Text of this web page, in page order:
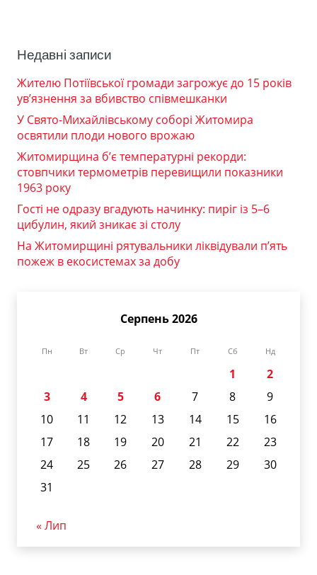
Недавні записи
Жителю Потіївської громади загрожує до 15 років
ув’язнення за вбивство співмешканки
У Свято-Михайлівському соборі Житомира
освятили плоди нового врожаю
Житомирщина б’є температурні рекорди:
стовпчики термометрів перевищили показники
1963 року
Гості не одразу вгадують начинку: пиріг із 5–6
цибулин, який зникає зі столу
На Житомирщині рятувальники ліквідували п’ять
пожеж в екосистемах за добу
Серпень 2026
Пн Вт Ср Чт Пт Сб Нд
1
2
3
4 5 6 7 8
9
10
11 12 13 14 15
16
17
18 19 20 21 22
23
24
25 26 27 28 29
30
31
« Лип